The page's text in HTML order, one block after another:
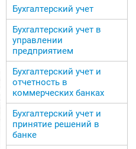
Бухгалтерский учет
Бухгалтерский учет в
управлении
предприятием
Бухгалтерский учет и
отчетность в
коммерческих банках
Бухгалтерский учет и
принятие решений в
банке